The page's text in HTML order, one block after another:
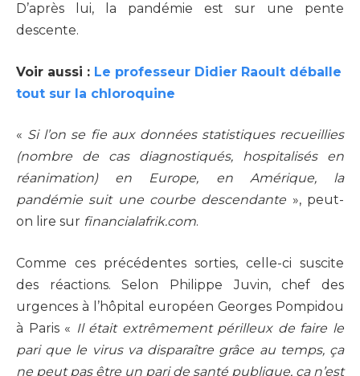
D’après lui, la pandémie est sur une pente
descente.
Voir aussi : Le professeur Didier Raoult déballe
tout sur la chloroquine
« Si l’on se fie aux données statistiques recueillies
(nombre de cas diagnostiqués, hospitalisés en
réanimation) en Europe, en Amérique, la
pandémie suit une courbe descendante », peut-
on lire sur financialafrik.com.
Comme ces précédentes sorties, celle-ci suscite
des réactions. Selon Philippe Juvin, chef des
urgences à l’hôpital européen Georges Pompidou
à Paris « Il était extrêmement périlleux de faire le
pari que le virus va disparaître grâce au temps, ça
ne peut pas être un pari de santé publique, ça n’est